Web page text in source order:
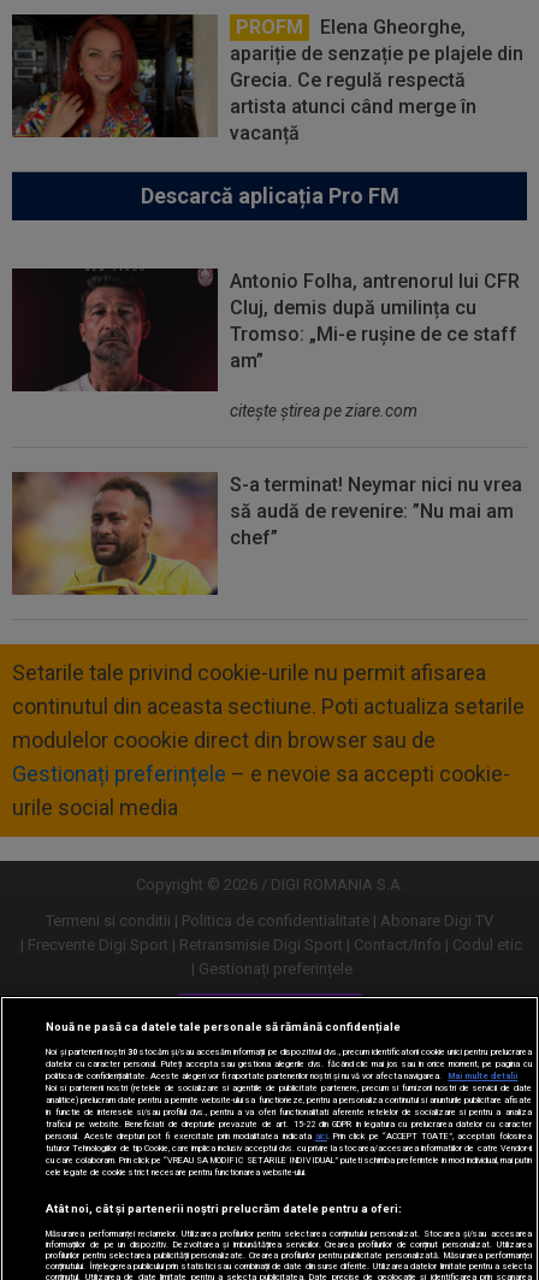
PROFM
Elena Gheorghe,
apariție de senzație pe plajele din
Grecia. Ce regulă respectă
artista atunci când merge în
vacanță
Descarcă aplicația Pro FM
Antonio Folha, antrenorul lui CFR
Cluj, demis după umilința cu
Tromso: „Mi-e rușine de ce staff
am”
citeşte ştirea pe ziare.com
S-a terminat! Neymar nici nu vrea
să audă de revenire: ”Nu mai am
chef”
Setarile tale privind cookie-urile nu permit afisarea
continutul din aceasta sectiune. Poti actualiza setarile
modulelor coookie direct din browser sau de
Gestionați preferințele – e nevoie sa accepti cookie-
urile social media
Copyright © 2026 / DIGI ROMANIA S.A.
Termeni si conditii
Politica de confidentialitate
Abonare Digi TV
Frecvente Digi Sport
Retransmisie Digi Sport Contact/Info
Codul etic
Gestionați preferințele
Versiune desktop
Nouă ne pasă ca datele tale personale să rămână confidențiale
Noi și partenerii noștri30stocăm și/sau accesăm informații pe dispozitivul dvs., precum identificatorii cookie unici pentru prelucrarea
datelor cu caracter personal. Puteți accepta sau gestiona alegerile dvs. făcând clic mai jos sau în orice moment, pe pagina cu
politica de confidențialitate. Aceste alegeri vor fi raportate partenerilor noștri și nu vă vor afecta navigarea.
Mai multe detalii
Noi si partenerii nostri (retelele de socializare si agentiile de publicitate partenere, precum si furnizorii nostri de servicii de date
analitice) prelucram date pentru a permite website-ului sa functioneze, pentru a personaliza continutul si anunturile publicitare afisate
in functie de interesele si/sau profilul dvs., pentru a va oferi functionalitati aferente retelelor de socializare si pentru a analiza
traficul pe website. Beneficiati de drepturile prevazute de art. 15-22 din GDPR in legatura cu prelucrarea datelor cu caracter
personal. Aceste drepturi pot fi exercitate prin modalitatea indicata aici. Prin click pe “ACCEPT TOATE”, acceptati folosirea
tuturor Tehnologiilor de tip Cookie, care implica inclusiv acceptul dvs. cu privire la stocarea/accesarea informatiilor de catre Vendor-ii
cu care colaboram. Prin click pe “VREAU SA MODIFIC SETARILE INDIVIDUAL” puteti schimba preferintele in mod individual, mai putin
cele legate de cookie strict necesare pentru functionarea website-ului.
Atât noi, cât și partenerii noștri prelucrăm datele pentru a oferi:
Măsurarea performanței reclamelor. Utilizarea profilurilor pentru selectarea conținutului personalizat. Stocarea și/sau accesarea
informațiilor de pe un dispozitiv. Dezvoltarea și îmbunătățirea serviciilor. Crearea profilurilor de conținut personalizat. Utilizarea
profilurilor pentru selectarea publicității personalizate. Crearea profilurilor pentru publicitate personalizată. Măsurarea performanței
conținutului. Înțelegerea publicului prin statistici sau combinații de date din surse diferite. Utilizarea datelor limitate pentru a selecta
conținutul. Utilizarea de date limitate pentru a selecta publicitatea. Date precise de geolocație și identificarea prin scanarea